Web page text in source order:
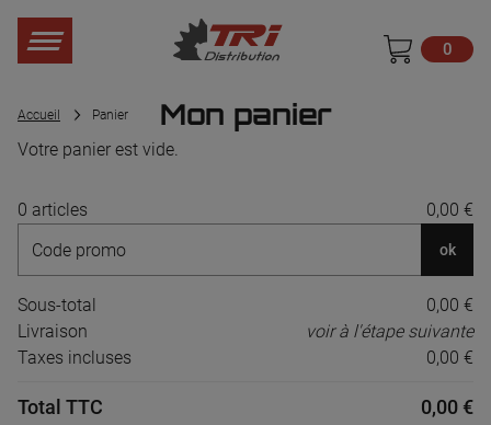
0
Accueil Panier Mon panier
Votre panier est vide.
0 articles 0,00 €
ok
Sous-total
0,00 €
Livraison
voir à l'étape suivante
Taxes incluses
0,00 €
Total TTC 0,00 €